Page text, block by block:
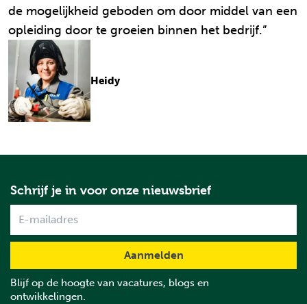
Heidy
de mogelijkheid geboden om door middel van een
opleiding door te groeien binnen het bedrijf.”
Schrijf je in voor onze nieuwsbrief
Blijf op de hoogte van vacatures, blogs en
ontwikkelingen.